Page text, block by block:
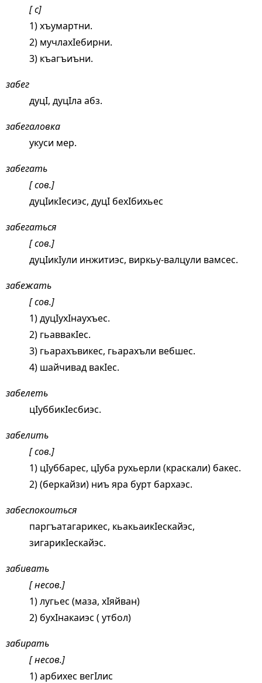
[ с]
1) хъумартни.
2) мучлахIебирни.
3) къагъиъни.
забег
дуцI, дуцIла абз.
забегаловка
укуси мер.
забегать
[ сов.]
дуцIикIесиэс, дуцI бехIбихьес
забегаться
[ сов.]
дуцIикIули инжитиэс, виркьу-валцули вамсес.
забежать
[ сов.]
1) дуцIухIнаухъес.
2) гьаввакIес.
3) гьарахъвикес, гьарахъли вебшес.
4) шайчивад вакIес.
забелеть
цIуббикIесбиэс.
забелить
[ сов.]
1) цIуббарес, цIуба рухьерли (краскали) бакес.
2) (беркайзи) ниъ яра бурт бархаэс.
забеспокоиться
паргъатагарикес, кьакьаикIескайэс,
зигарикIескайэс.
забивать
[ несов.]
1) лугьес (маза, хIяйван)
2) бухIнакаиэс ( утбол)
забирать
[ несов.]
1) арбихес вегIлис